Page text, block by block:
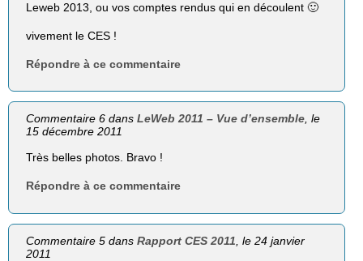
Leweb 2013, ou vos comptes rendus qui en découlent 🙂
vivement le CES !
Répondre à ce commentaire
Commentaire 6 dansLeWeb 2011 – Vue d’ensemble, le
15 décembre 2011
Très belles photos. Bravo !
Répondre à ce commentaire
Commentaire 5 dansRapport CES 2011 , le 24 janvier
2011